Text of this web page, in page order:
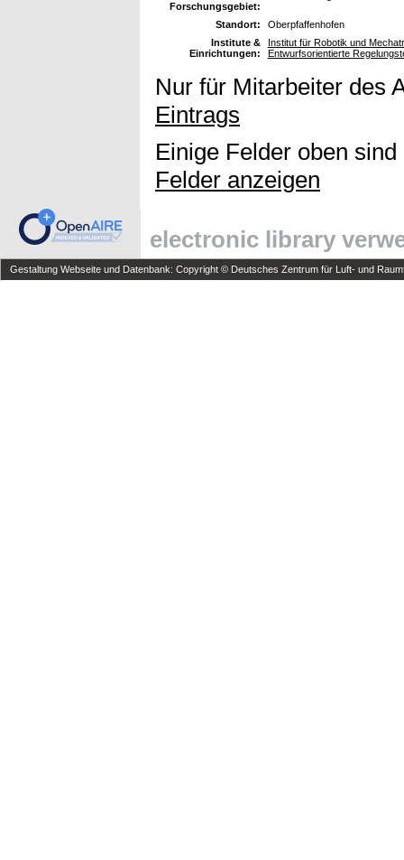
Forschungsgebiet:
Standort:
Oberpfaffenhofen
Institute &
Einrichtungen:
Institut für Robotik und
Entwurfsorientierte
Nur für Mitarbeiter des
Eintrags
Einige Felder oben
Felder anzeigen
electronic library
Gestaltung Webseite und Datenbank: Copyright © Deutsches Zentrum für Luft- und